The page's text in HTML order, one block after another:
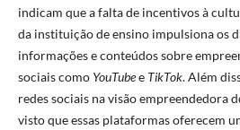
indicam que a falta de incentivos à
da instituição de ensino impulsiona os
informações e conteúdos sobre
sociais como YouTubee TikTok. Além
redes sociais na visão empreendedora
visto que essas plataformas oferecem